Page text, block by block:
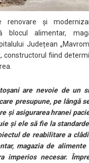
renovare și
blocul alimentar,
Județean
constructorul fiind
are nevoie de un
presupune, pe lângă
și asigurarea hranei
și ele să fie la
de reabilitare a
magazia de
imperios necesar.